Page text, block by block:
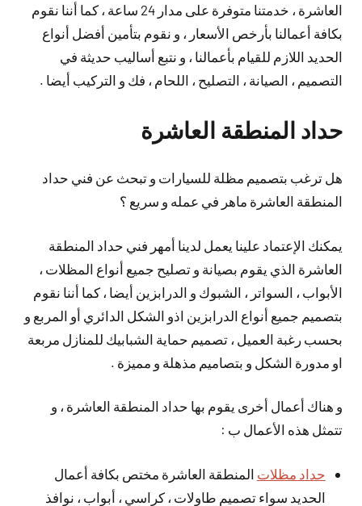
العاشرة ، خدمتنا متوفرة على مدار 24 ساعة ، كما أننا نقوم
بكافة أعمالنا بأرخص الأسعار ، و نقوم بتأمين أفضل أنواع
الحديد اللازم للقيام بأعمالنا ، و نتبع أساليب حديثة في
التصميم ، الصيانة ، التصليح ، اللحام ، فك و التركيب أيضا .
حداد المنطقة العاشرة
هل ترغب بتصميم مظلة للسيارات و تبحث عن فني حداد
المنطقة العاشرة ماهر في عمله و سريع ؟
يمكنك الإعتماد علينا يعمل لدينا أمهر فني حداد المنطقة
العاشرة الذي يقوم بصيانة و تصليح جميع أنواع المظلات ،
الأبواب ، السواتر ، الشبوك و الدرابزين أيضا ، كما أننا نقوم
بتصميم جميع أنواع الدرابزين اذو الشكل الدائري أو المربع و
بحسب رغبة العميل ، تصميم حماية الشبابيك للمنازل مربعة
او مدورة الشكل و بتصاميم مذهلة و مميزة .
و هناك أعمال أخرى يقوم بها حداد المنطقة العاشرة ، و
تتمثل هذه الأعمال ب :
حداد مظلات المنطقة العاشرة مختص بكافة أعمال
الحديد سواء تصميم طاولات ، كراسي ، أبواب ، نوافذ